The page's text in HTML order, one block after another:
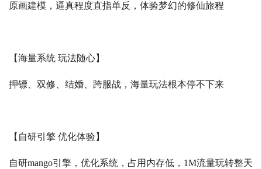
原画建模，逼真程度直指单反，体验梦幻的修仙旅程
【海量系统 玩法随心】
押镖、双修、结婚、跨服战，海量玩法根本停不下来
【自研引擎 优化体验】
自研mango引擎，优化系统，占用内存低， 1M流量玩转整天